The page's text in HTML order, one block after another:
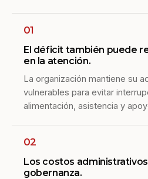
01
El déficit también puede
en la atención.
La organización mantiene su
vulnerables para evitar
alimentación, asistencia y
02
Los costos
gobernanza.